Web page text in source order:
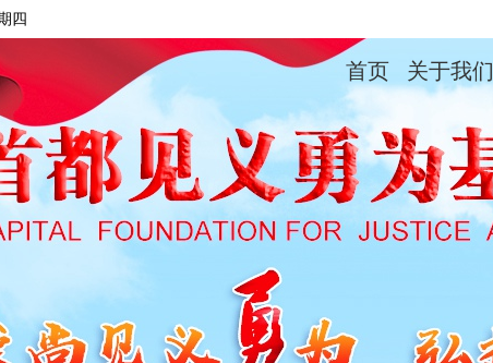
四
首页 关于我们